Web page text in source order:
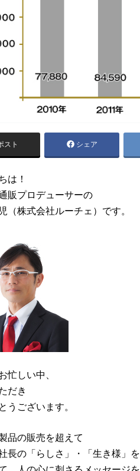
スト シェア
は！
販プロデューサーの
（株式会社ルーチェ）です。
忙しい中、
だき
うございます。
品の販売を超えて
長の「らしさ」・「生き様」を